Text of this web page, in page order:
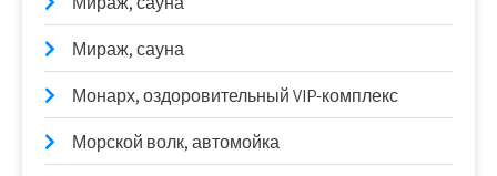
Мираж, сауна
Монарх, оздоровительный VIP-комплекс
Морской волк, автомойка